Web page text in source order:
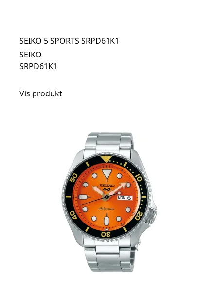
SEIKO 5 SPORTS SRPD61K1
SEIKO
SRPD61K1
Vis produkt